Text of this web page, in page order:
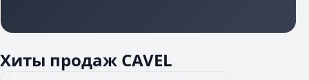
Хиты продаж CAVEL